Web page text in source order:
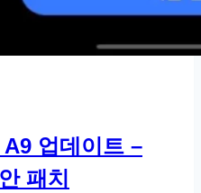
업데이트 –
패치